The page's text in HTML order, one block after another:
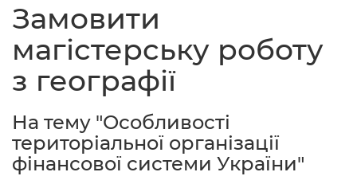
Замовити
магістерську роботу
з географії
На тему "Особливості
територіальної організації
фінансової системи України"
Гарантії
Відгуки
Контакти